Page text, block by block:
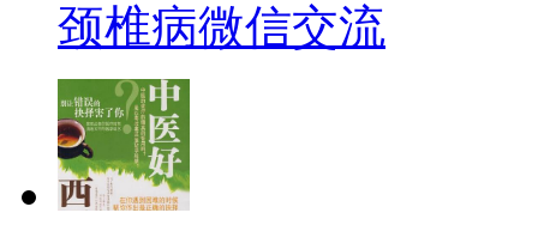
颈椎病微信交流